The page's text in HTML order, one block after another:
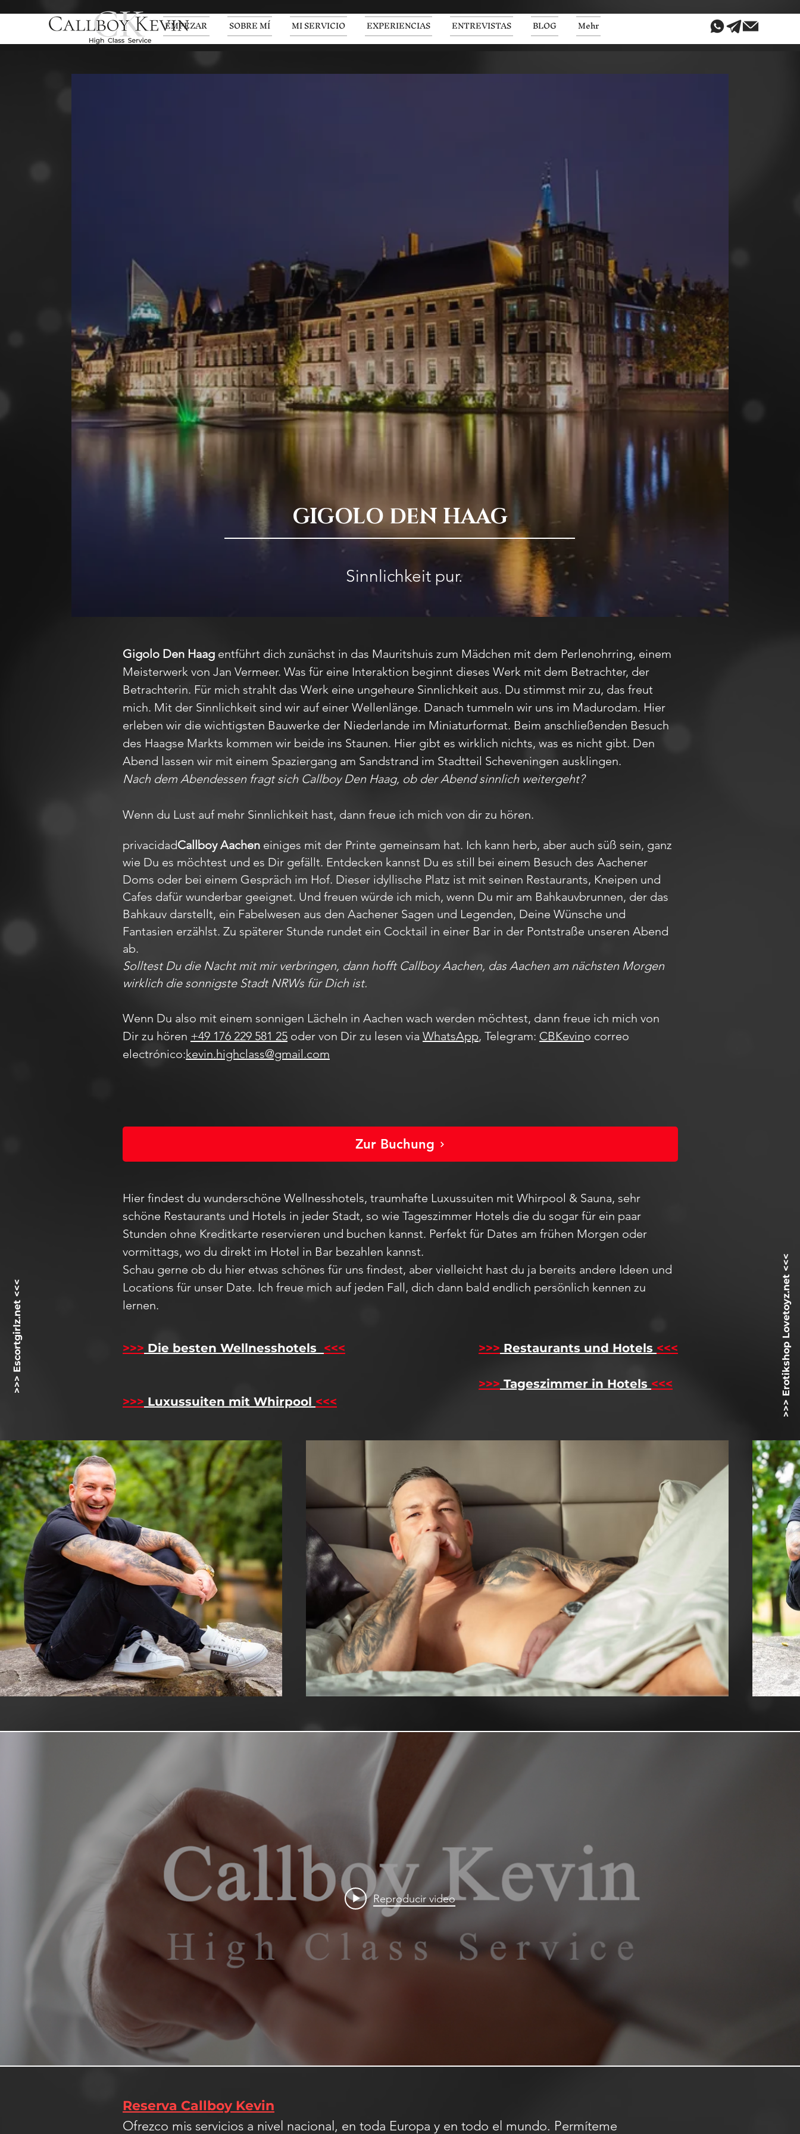
EMPEZAR SOBRE MÍ MI SERVICIO EXPERIENCIAS ENTREVISTAS BLOG Mehr
>>> Erotikshop Lovetoyz.net <<<
>>> Escortgirlz.net <<<
GIGOLO DEN HAAG
Sinnlichkeit pur.
Gigolo Den Haag entführt dich zunächst in das Mauritshuis zum Mädchen mit dem Perlenohrring, einem
Meisterwerk von Jan Vermeer. Was für eine Interaktion beginnt dieses Werk mit dem Betrachter, der
Betrachterin. Für mich strahlt das Werk eine ungeheure Sinnlichkeit aus. Du stimmst mir zu, das freut
mich. Mit der Sinnlichkeit sind wir auf einer Wellenlänge. Danach tummeln wir uns im Madurodam. Hier
erleben wir die wichtigsten Bauwerke der Niederlande im Miniaturformat. Beim anschließenden Besuch
des Haagse Markts kommen wir beide ins Staunen. Hier gibt es wirklich nichts, was es nicht gibt. Den
Abend lassen wir mit einem Spaziergang am Sandstrand im Stadtteil Scheveningen ausklingen.
Nach dem Abendessen fragt sich Callboy Den Haag, ob der Abend sinnlich weitergeht?
Wenn du Lust auf mehr Sinnlichkeit hast, dann freue ich mich von dir zu hören.
privacidadCallboy Aachen einiges mit der Printe gemeinsam hat. Ich kann herb, aber auch süß sein, ganz
wie Du es möchtest und es Dir gefällt. Entdecken kannst Du es still bei einem Besuch des Aachener
Doms oder bei einem Gespräch im Hof. Dieser idyllische Platz ist mit seinen Restaurants, Kneipen und
Cafes dafür wunderbar geeignet. Und freuen würde ich mich, wenn Du mir am Bahkauvbrunnen, der das
Bahkauv darstellt, ein Fabelwesen aus den Aachener Sagen und Legenden, Deine Wünsche und
Fantasien erzählst. Zu späterer Stunde rundet ein Cocktail in einer Bar in der Pontstraße unseren Abend
ab.
Solltest Du die Nacht mit mir verbringen, dann hofft Callboy Aachen, das Aachen am nächsten Morgen
wirklich die sonnigste Stadt NRWs für Dich ist.
Wenn Du also mit einem sonnigen Lächeln in Aachen wach werden möchtest, dann freue ich mich von
Dir zu hören +49 176 229 581 25 oder von Dir zu lesen via WhatsApp, Telegram: CBKevino correo
electrónico:kevin.highclass@gmail.com
Zur Buchung
Hier findest du wunderschöne Wellnesshotels, traumhafte Luxussuiten mit Whirpool & Sauna, sehr
schöne Restaurants und Hotels in jeder Stadt, so wie Tageszimmer Hotels die du sogar für ein paar
Stunden ohne Kreditkarte reservieren und buchen kannst. Perfekt für Dates am frühen Morgen oder
vormittags, wo du direkt im Hotel in Bar bezahlen kannst.
Schau gerne ob du hier etwas schönes für uns findest, aber vielleicht hast du ja bereits andere Ideen und
Locations für unser Date. Ich freue mich auf jeden Fall, dich dann bald endlich persönlich kennen zu
lernen.
>>> Die besten Wellnesshotels <<<
>>> Luxussuiten mit Whirpool <<<
>>> Restaurants und Hotels <<<
>>> Tageszimmer in Hotels <<<
Reproducir video
Reserva Callboy Kevin
Ofrezco mis servicios a nivel nacional, en toda Europa y en todo el mundo. Permíteme